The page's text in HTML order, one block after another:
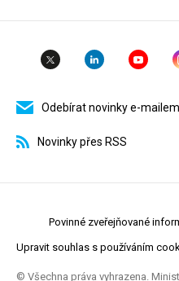
Odebírat novinky e-mailem
Novinky přes RSS
Povinné zveřejňované
Upravit souhlas s používáním
© Všechna práva vyhrazena.